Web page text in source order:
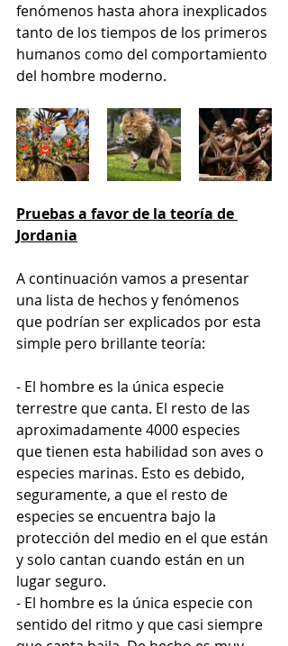
fenómenos hasta ahora inexplicados
tanto de los tiempos de los primeros
humanos como del comportamiento
del hombre moderno.
Pruebas a favor de la teoría de
Jordania
A continuación vamos a presentar
una lista de hechos y fenómenos
que podrían ser explicados por esta
simple pero brillante teoría:
- El hombre es la única especie
terrestre que canta. El resto de las
aproximadamente 4000 especies
que tienen esta habilidad son aves o
especies marinas. Esto es debido,
seguramente, a que el resto de
especies se encuentra bajo la
protección del medio en el que están
y solo cantan cuando están en un
lugar seguro.
- El hombre es la única especie con
sentido del ritmo y que casi siempre